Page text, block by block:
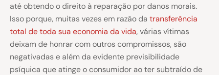
até obtendo o direito à reparação por danos morais.
Isso porque, muitas vezes em razão da transferência
total de toda sua economia da vida, várias vítimas
deixam de honrar com outros compromissos, são
negativadas e além da evidente previsibilidade
psíquica que atinge o consumidor ao ter subtraído de